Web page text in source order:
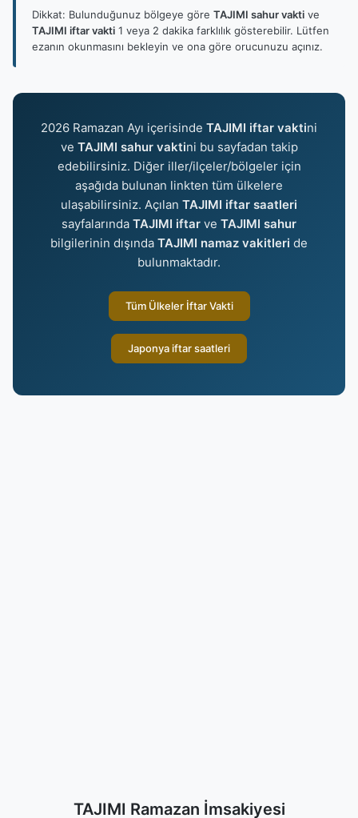
Dikkat: Bulunduğunuz bölgeye göre TAJIMI sahur vakti ve
TAJIMI iftar vakti 1 veya 2 dakika farklılık gösterebilir. Lütfen
ezanın okunmasını bekleyin ve ona göre orucunuzu açınız.
2026 Ramazan Ayı içerisinde TAJIMI iftar vaktini
ve TAJIMI sahur vaktini bu sayfadan takip
edebilirsiniz. Diğer iller/ilçeler/bölgeler için
aşağıda bulunan linkten tüm ülkelere
ulaşabilirsiniz. Açılan TAJIMI iftar saatleri
sayfalarında TAJIMI iftar ve TAJIMI sahur
bilgilerinin dışında TAJIMI namaz vakitleri de
bulunmaktadır.
Tüm Ülkeler İftar Vakti
Japonya iftar saatleri
TAJIMI Ramazan İmsakiyesi